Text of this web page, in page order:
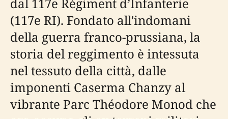
(117e RI). Fondato all'indomani
della guerra franco-prussiana, la
storia del reggimento è intessuta
nel tessuto della città, dalle
imponenti Caserma Chanzy al
vibrante Parc Théodore Monod che